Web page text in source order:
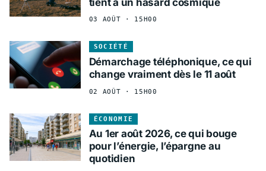
03 AOÛT · 15H00
SOCIÉTÉ
Démarchage téléphonique, ce qui
change vraiment dès le 11 août
02 AOÛT · 15H00
ÉCONOMIE
Au 1er août 2026, ce qui bouge
pour l’énergie, l’épargne au
quotidien